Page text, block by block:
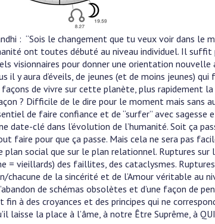
: “Sois le changement que tu veux voir dans le
ont toutes débuté au niveau individuel. Il suffit
visionnaires pour donner une orientation nouvelle
il y aura d’éveils, de jeunes (et de moins jeunes)
de vivre sur cette planète, plus rapidement la
? Difficile de le dire pour le moment mais sans
de faire confiance et de “surfer” avec sagesse
date-clé dans l’évolution de l’humanité. Soit ça
faire pour que ça passe. Mais cela ne sera pas
social que sur le plan relationnel. Ruptures sur
= vieillards) des faillites, des cataclysmes.
chacune de la sincérité et de l’Amour véritable au
de schémas obsolètes et d’une façon de
à des croyances et des principes qui ne
laisse la place à l’âme, à notre Être Suprême, à